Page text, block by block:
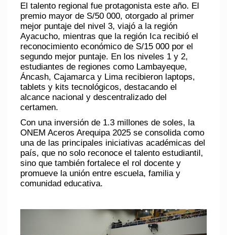
El talento regional fue protagonista este año. El
premio mayor de S/50 000, otorgado al primer
mejor puntaje del nivel 3, viajó a la región
Ayacucho, mientras que la región Ica recibió el
reconocimiento económico de S/15 000 por el
segundo mejor puntaje. En los niveles 1 y 2,
estudiantes de regiones como Lambayeque,
Áncash, Cajamarca y Lima recibieron laptops,
tablets y kits tecnológicos, destacando el
alcance nacional y descentralizado del
certamen.
Con una inversión de 1.3 millones de soles, la
ONEM Aceros Arequipa 2025 se consolida como
una de las principales iniciativas académicas del
país, que no solo reconoce el talento estudiantil,
sino que también fortalece el rol docente y
promueve la unión entre escuela, familia y
comunidad educativa.